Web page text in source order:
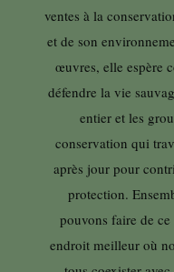
ventes à la
et de son
œuvres, elle espère
défendre la vie
entier et les
conservation qui
après jour pour
protection.
pouvons faire de
endroit meilleur où